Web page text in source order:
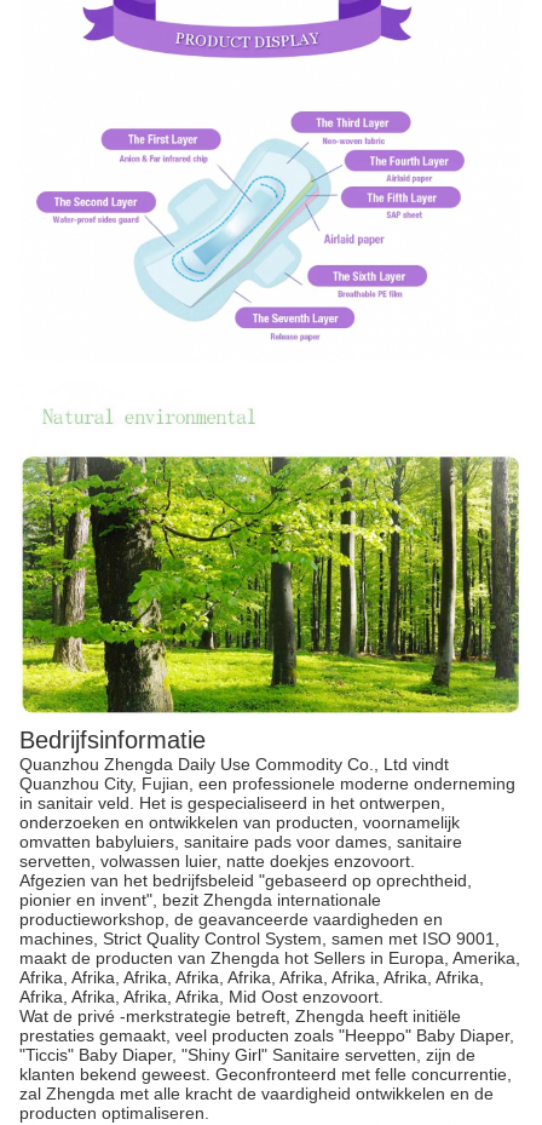
Bedrijfsinformatie
Quanzhou Zhengda Daily Use Commodity Co., Ltd vindt
Quanzhou City, Fujian, een professionele moderne onderneming
in sanitair veld. Het is gespecialiseerd in het ontwerpen,
onderzoeken en ontwikkelen van producten, voornamelijk
omvatten babyluiers, sanitaire pads voor dames, sanitaire
servetten, volwassen luier, natte doekjes enzovoort.
Afgezien van het bedrijfsbeleid "gebaseerd op oprechtheid,
pionier en invent", bezit Zhengda internationale
productieworkshop, de geavanceerde vaardigheden en
machines, Strict Quality Control System, samen met ISO 9001,
maakt de producten van Zhengda hot Sellers in Europa, Amerika,
Afrika, Afrika, Afrika, Afrika, Afrika, Afrika, Afrika, Afrika, Afrika,
Afrika, Afrika, Afrika, Afrika, Mid Oost enzovoort.
Wat de privé -merkstrategie betreft, Zhengda heeft initiële
prestaties gemaakt, veel producten zoals "Heeppo" Baby Diaper,
"Ticcis" Baby Diaper, "Shiny Girl" Sanitaire servetten, zijn de
klanten bekend geweest. Geconfronteerd met felle concurrentie,
zal Zhengda met alle kracht de vaardigheid ontwikkelen en de
producten optimaliseren.